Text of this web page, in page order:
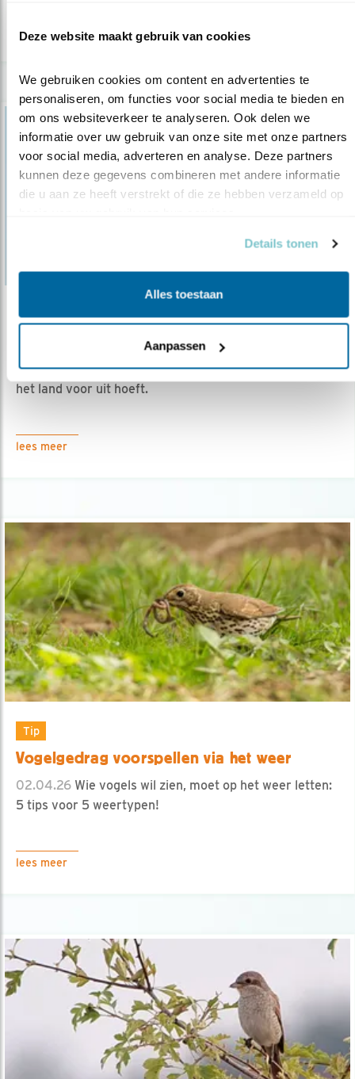
Deze website maakt gebruik van cookies
We gebruiken cookies om content en advertenties te
personaliseren, om functies voor social media te bieden en
om ons websiteverkeer te analyseren. Ook delen we
informatie over uw gebruik van onze site met onze partners
voor social media, adverteren en analyse. Deze partners
kunnen deze gegevens combineren met andere informatie
die u aan ze heeft verstrekt of die ze hebben verzameld op
Details tonen
Alles toestaan
Aanpassen
lees meer
Tip
Kom logeren, steun de vogels
15.04.26Vogelvriendelijke logeeradressen waar je niet
het land voor uit hoeft.
lees meer
Tip
Vogelgedrag voorspellen via het weer
02.04.26 Wie vogels wil zien, moet op het weer letten:
5 tips voor 5 weertypen!
lees meer